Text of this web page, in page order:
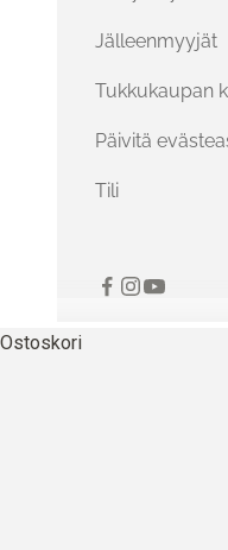
Jälleenmyyjät
Tukkukaupan
Päivitä
Tili
Ostoskori